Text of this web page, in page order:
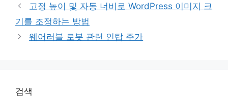
고정 높이 및 자동 너비로 WordPress 이미지 크
기를 조정하는 방법
웨어러블 로봇 관련 인탑 주가
검색